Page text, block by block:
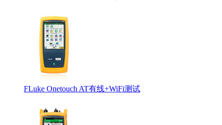
FLuke Onetouch AT有线+WiFi测试